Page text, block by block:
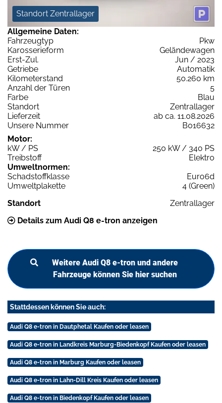
Standort Zentrallager
Allgemeine Daten:
Fahrzeugtyp
Pkw
Karosserieform
Geländewagen
Erst-Zul.
Jun / 2023
Getriebe
Automatik
Kilometerstand
50.260 km
Anzahl der Türen
5
Farbe
Blau
Standort
Zentrallager
Lieferzeit
ab ca. 11.08.2026
Unsere Nummer
B016632
Motor:
kW / PS
250 kW / 340 PS
Treibstoff
Elektro
Umweltnormen:
Schadstoffklasse
Euro6d
Umweltplakette
4 (Green)
Standort
Zentrallager
Details zum Audi Q8 e-tron anzeigen
Weitere Audi Q8 e-tron und andere
Fahrzeuge können Sie hier suchen
Stattdessen können Sie auch:
Audi Q8 e-tron in Dautphetal Kaufen oder leasen
Audi Q8 e-tron in Landkreis Marburg-Biedenkopf Kaufen oder leasen
Audi Q8 e-tron in Marburg Kaufen oder leasen
Audi Q8 e-tron in Lahn-Dill Kreis Kaufen oder leasen
Audi Q8 e-tron in Biedenkopf Kaufen oder leasen